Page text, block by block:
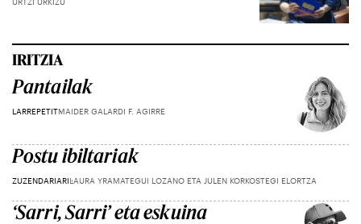
IRITZIA
Pantailak
LARREPETITMAIDER GALARDI F. AGIRRE
Postu ibiltariak
ZUZENDARIARILAURA YRAMATEGUI LOZANO ETA JULEN KORKOSTEGI ELORTZA
‘Sarri, Sarri’ eta eskuina